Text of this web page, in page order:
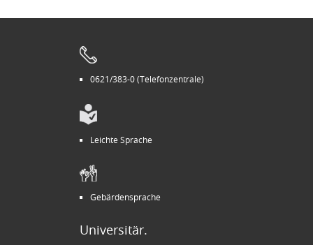
0621/383-0 (Telefonzentrale)
Leichte Sprache
Gebärdensprache
Universitär.